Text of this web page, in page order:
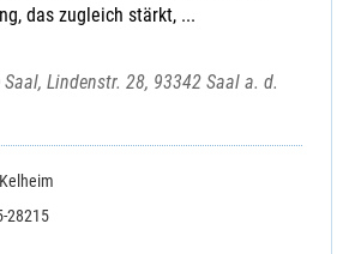
das zugleich stärkt, ...
Lindenstr. 28, 93342 Saal a. d.
Kelheim
28215